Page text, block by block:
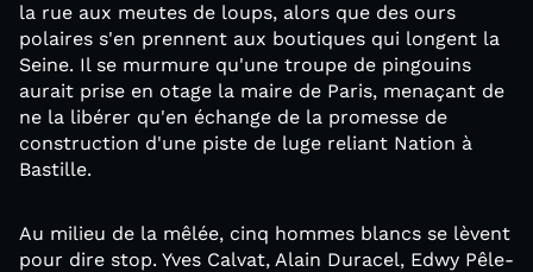
la rue aux meutes de loups, alors que des ours
polaires s'en prennent aux boutiques qui longent la
Seine. Il se murmure qu'une troupe de pingouins
aurait prise en otage la maire de Paris, menaçant de
ne la libérer qu'en échange de la promesse de
construction d'une piste de luge reliant Nation à
Bastille.
Au milieu de la mêlée, cinq hommes blancs se lèvent
pour dire stop. Yves Calvat, Alain Duracel, Edwy Pêle-